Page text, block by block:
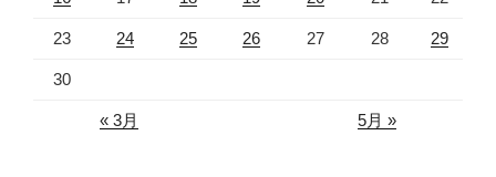
23 24 25 26 27 28 29
30
« 3月 5月 »